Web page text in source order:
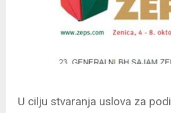
U cilju stvaranja uslova za